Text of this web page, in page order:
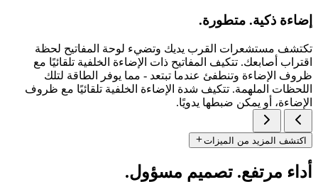
إضاءة ذكية. متطورة.
تكتشف مستشعرات القرب يديك وتضيء لوحة المفاتيح لحظة
اقتراب أصابعك. تتكيف المفاتيح ذات الإضاءة الخلفية تلقائيًا مع
ظروف الإضاءة وتنطفئ عندما تبتعد - مما يوفر الطاقة لتلك
اللحظات الملهمة. تتكيف شدة الإضاءة الخلفية تلقائيًا مع ظروف
الإضاءة، أو يمكن ضبطها يدويًا.
اكتشف المزيد من الميزات
أداء مرتفع. تصميم مسؤول.